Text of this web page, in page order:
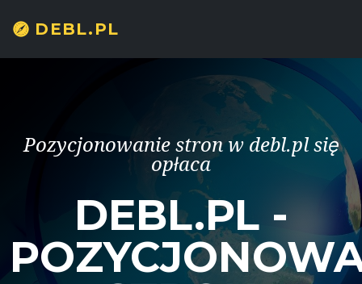
DEBL.PL
Pozycjonowanie stron w debl.pl się
opłaca
DEBL.PL -